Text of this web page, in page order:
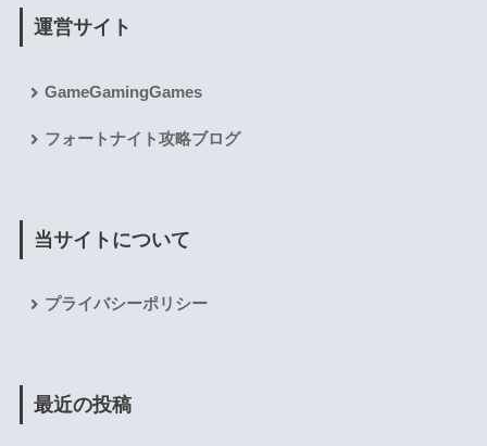
運営サイト
GameGamingGames
フォートナイト攻略ブログ
当サイトについて
プライバシーポリシー
最近の投稿